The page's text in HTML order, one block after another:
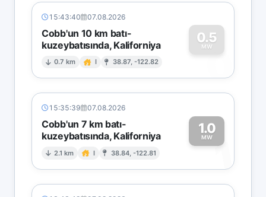
15:43:40 07.08.2026
Cobb'un 10 km batı-
kuzeybatısında, Kaliforniya
0.7 km I 38.87, -122.82
0.5
MW
0
15:35:39 07.08.2026
Cobb'un 7 km batı-
kuzeybatısında, Kaliforniya
2.1 km I 38.84, -122.81
1.0
MW1